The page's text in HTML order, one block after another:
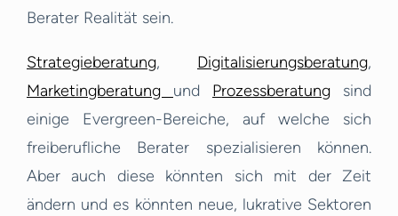
Berater Realität sein.
Strategieberatung, Digitalisierungsberatung,
Marketingberatung und Prozessberatung sind
einige Evergreen-Bereiche, auf welche sich
freiberufliche Berater spezialisieren können.
Aber auch diese könnten sich mit der Zeit
ändern und es könnten neue, lukrative Sektoren